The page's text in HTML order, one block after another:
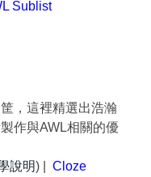
Sublist
，這裡精選出浩瀚
作與AWL相關的優
說明) | Cloze